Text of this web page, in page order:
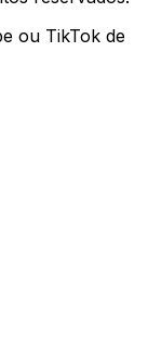
ou TikTok de